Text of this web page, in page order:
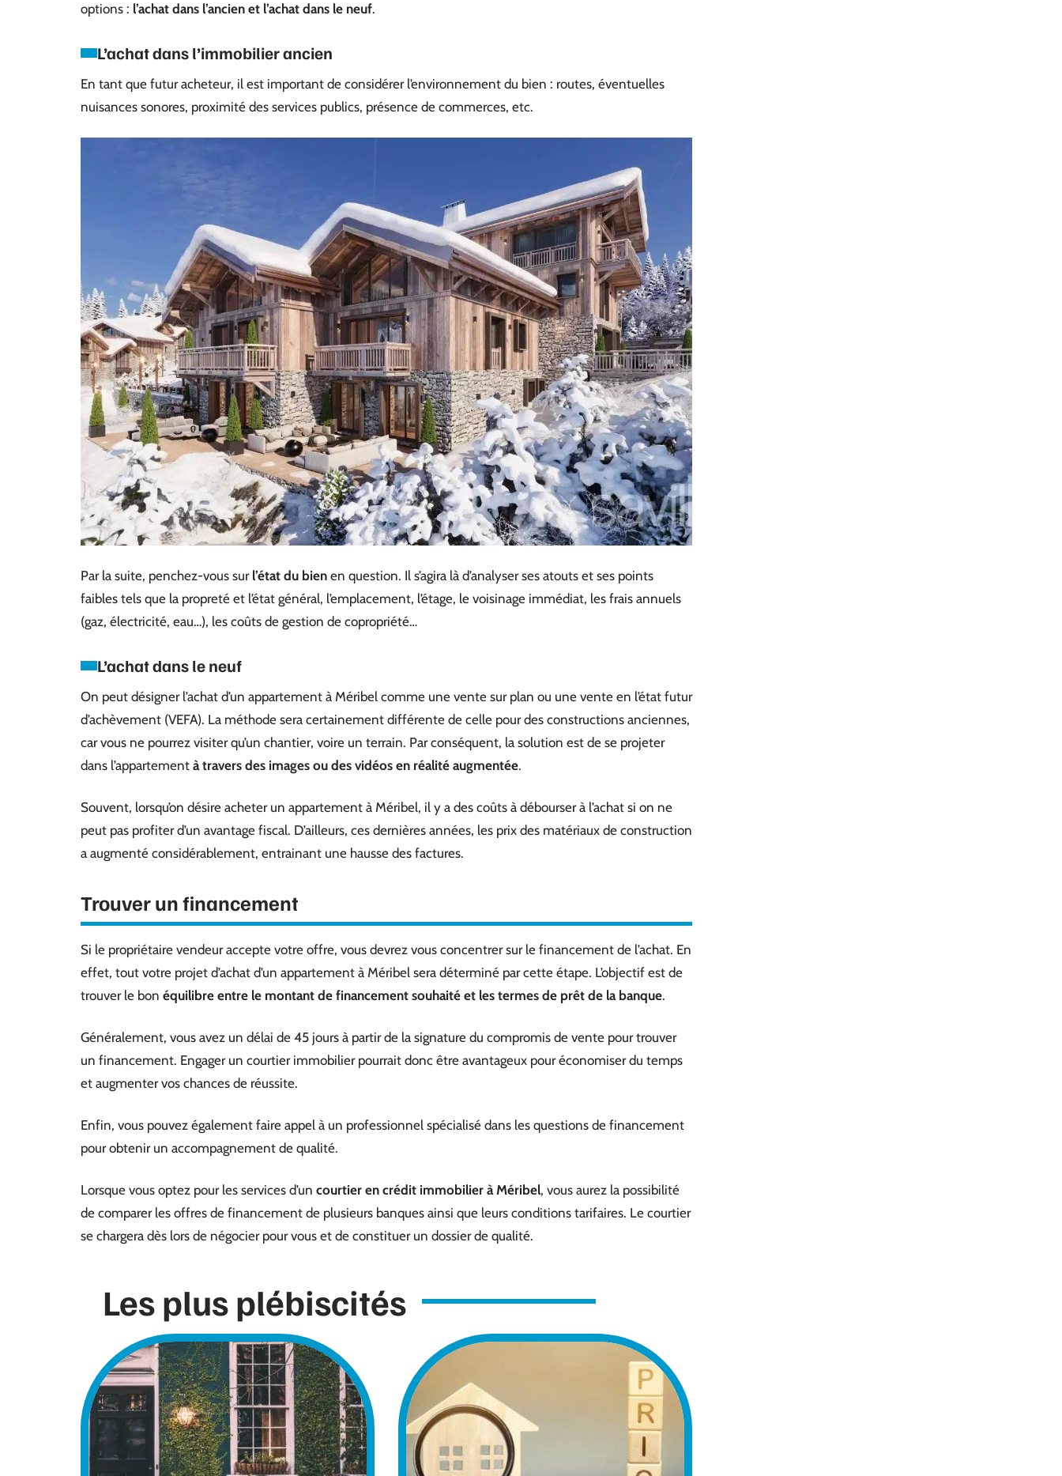
options : l’achat dans l’ancien et l’achat dans le neuf.
L’achat dans l’immobilier ancien
En tant que futur acheteur, il est important de considérer l’environnement du bien : routes, éventuelles
nuisances sonores, proximité des services publics, présence de commerces, etc.
Par la suite, penchez-vous sur l’état du bien en question. Il s’agira là d’analyser ses atouts et ses points
faibles tels que la propreté et l’état général, l’emplacement, l’étage, le voisinage immédiat, les frais annuels
(gaz, électricité, eau…), les coûts de gestion de copropriété…
L’achat dans le neuf
On peut désigner l’achat d’un appartement à Méribel comme une vente sur plan ou une vente en l’état futur
d’achèvement (VEFA). La méthode sera certainement différente de celle pour des constructions anciennes,
car vous ne pourrez visiter qu’un chantier, voire un terrain. Par conséquent, la solution est de se projeter
dans l’appartement à travers des images ou des vidéos en réalité augmentée.
Souvent, lorsqu’on désire acheter un appartement à Méribel, il y a des coûts à débourser à l’achat si on ne
peut pas profiter d’un avantage fiscal. D’ailleurs, ces dernières années, les prix des matériaux de construction
a augmenté considérablement, entrainant une hausse des factures.
Trouver un financement
Si le propriétaire vendeur accepte votre offre, vous devrez vous concentrer sur le financement de l’achat. En
effet, tout votre projet d’achat d’un appartement à Méribel sera déterminé par cette étape. L’objectif est de
trouver le bon équilibre entre le montant de financement souhaité et les termes de prêt de la banque.
Généralement, vous avez un délai de 45 jours à partir de la signature du compromis de vente pour trouver
un financement. Engager un courtier immobilier pourrait donc être avantageux pour économiser du temps
et augmenter vos chances de réussite.
Enfin, vous pouvez également faire appel à un professionnel spécialisé dans les questions de financement
pour obtenir un accompagnement de qualité.
Lorsque vous optez pour les services d’un courtier en crédit immobilier à Méribel, vous aurez la possibilité
de comparer les offres de financement de plusieurs banques ainsi que leurs conditions tarifaires. Le courtier
se chargera dès lors de négocier pour vous et de constituer un dossier de qualité.
Les plus plébiscités